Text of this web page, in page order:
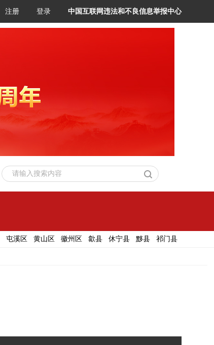
注册 登录 中国互联网违法和不良信息举报中心
请输入搜索内容
屯溪区 黄山区 徽州区 歙县 休宁县 黟县 祁门县